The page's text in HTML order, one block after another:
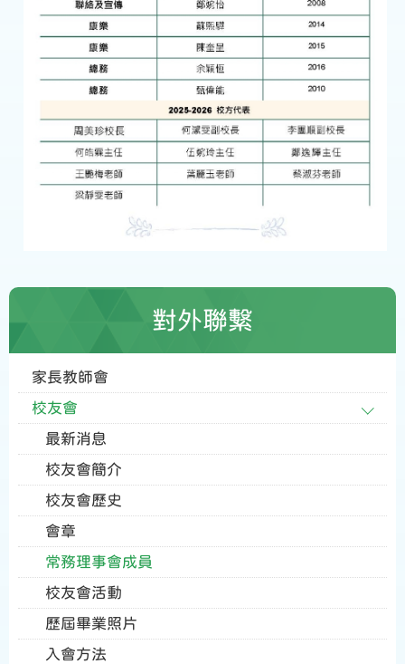
對外聯繫
家長教師會
校友會
最新消息
校友會簡介
校友會歷史
會章
常務理事會成員
校友會活動
歷屆畢業照片
入會方法